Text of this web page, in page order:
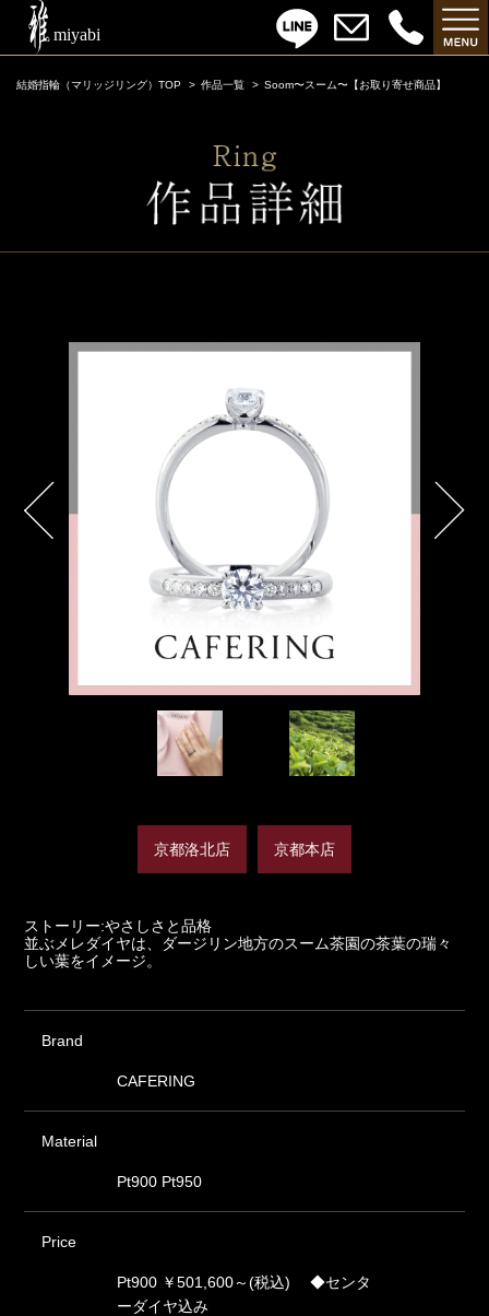
結婚指輪（マリッジリング）TOP 作品一覧 Soom〜スーム〜【お取り寄せ商品】
Soom〜スーム〜【お取り寄せ商品】
京都洛北店 京都本店
ストーリー:やさしさと品格
並ぶメレダイヤは、ダージリン地方のスーム茶園の茶葉の瑞々
しい葉をイメージ。
Brand
CAFERING
Material
Pt900 Pt950
Price
Pt900 ￥501,600～(税込) ◆センタ
ーダイヤ込み